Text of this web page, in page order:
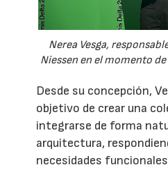
Nerea Vesga,
Niessen en el momento
Desde su concepción,
objetivo de crear una
integrarse de forma
arquitectura,
necesidades